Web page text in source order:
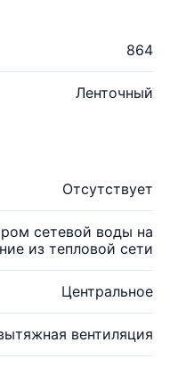
864
Ленточный
Отсутствует
сетевой воды на
из тепловой сети
Центральное
вентиляция